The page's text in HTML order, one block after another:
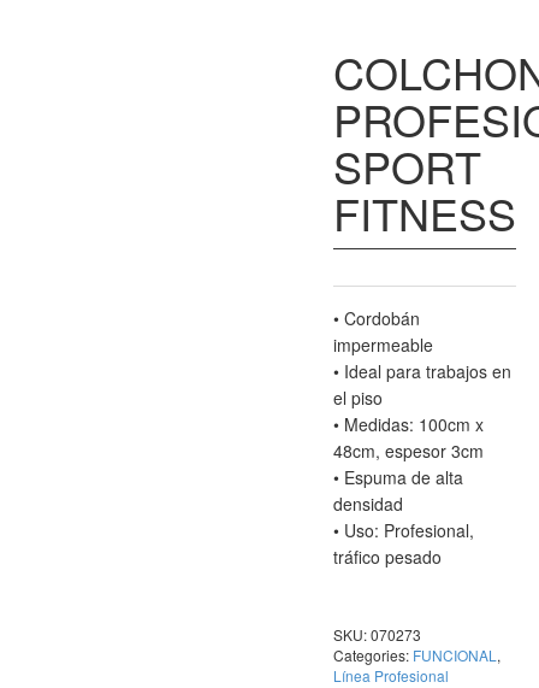
FITNESS (NACIONAL)
SPORT
FITNESS
• Cordobán
impermeable
• Ideal para trabajos en
el piso
• Medidas: 100cm x
48cm, espesor 3cm
• Espuma de alta
densidad
• Uso: Profesional,
tráfico pesado
SKU:070273
Categories: FUNCIONAL ,
Línea Profesional